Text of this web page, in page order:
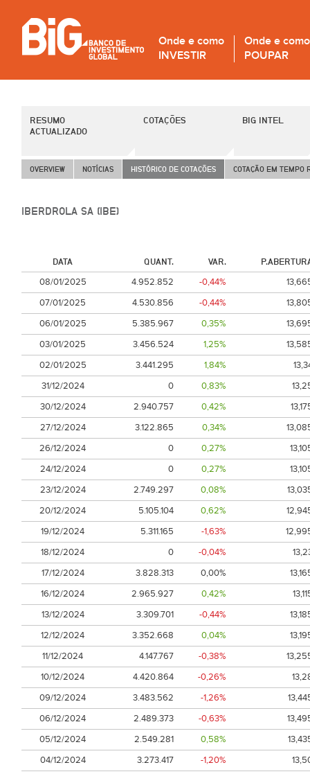
Onde e como
INVESTIR
Onde e como
POUPAR
RESUMO
ACTUALIZADO
COTAÇÕES BIG INTEL
OVERVIEW NOTÍCIAS HISTÓRICO DE COTAÇÕES COTAÇÃO EM TEMPO
IBERDROLA SA (IBE)
DATA QUANT. VAR.
08/01/2025
4.952.852 -0,44%
07/01/2025
4.530.856 -0,44%
06/01/2025
5.385.967 0,35%
03/01/2025
3.456.524 1,25%
02/01/2025
3.441.295 1,84%
31/12/2024
0 0,83%
30/12/2024
2.940.757 0,42%
27/12/2024
3.122.865 0,34%
26/12/2024
0 0,27%
24/12/2024
0 0,27%
23/12/2024
2.749.297 0,08%
20/12/2024
5.105.104 0,62%
19/12/2024
5.311.165 -1,63%
18/12/2024
0 -0,04%
17/12/2024
3.828.313 0,00%
16/12/2024
2.965.927 0,42%
13/12/2024
3.309.701 -0,44%
12/12/2024
3.352.668 0,04%
11/12/2024
4.147.767 -0,38%
10/12/2024
4.420.864 -0,26%
09/12/2024
3.483.562 -1,26%
06/12/2024
2.489.373 -0,63%
05/12/2024
2.549.281 0,58%
04/12/2024
3.273.417 -1,20%